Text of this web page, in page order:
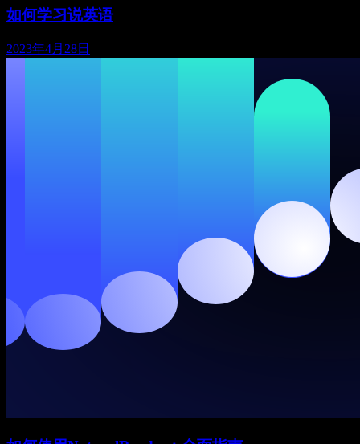
如何学习说英语
2023年4月28日